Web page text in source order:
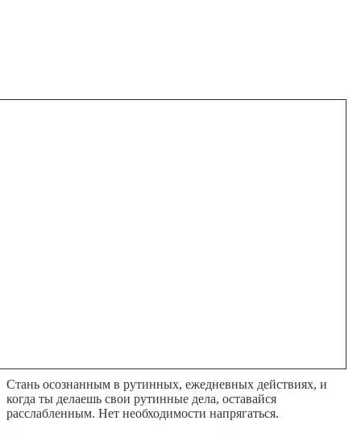
Стань осознанным в рутинных, ежедневных действиях, и
когда ты делаешь свои рутинные дела, оставайся
расслабленным. Нет необходимости напрягаться.